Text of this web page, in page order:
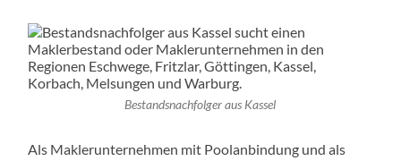
Bestandsnachfolger aus Kassel
Als Maklerunternehmen mit Poolanbindung und als